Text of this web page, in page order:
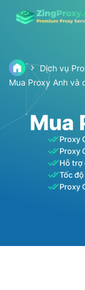
Dịch vụ
Mua Proxy Anh và
Mua
Proxy
Proxy
Hỗ trợ
Tốc
Proxy